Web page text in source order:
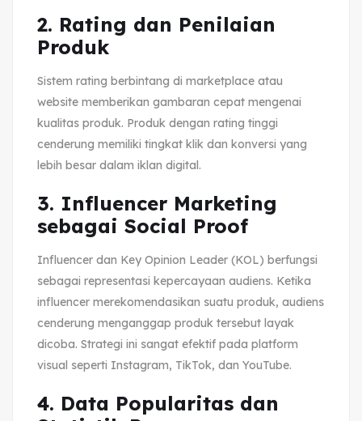
2. Rating dan Penilaian
Produk
Sistem rating berbintang di marketplace atau
website memberikan gambaran cepat mengenai
kualitas produk. Produk dengan rating tinggi
cenderung memiliki tingkat klik dan konversi yang
lebih besar dalam iklan digital.
3. Influencer Marketing
sebagai Social Proof
Influencer dan Key Opinion Leader (KOL) berfungsi
sebagai representasi kepercayaan audiens. Ketika
influencer merekomendasikan suatu produk, audiens
cenderung menganggap produk tersebut layak
dicoba. Strategi ini sangat efektif pada platform
visual seperti Instagram, TikTok, dan YouTube.
4. Data Popularitas dan